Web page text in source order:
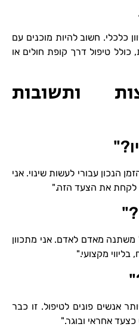
כלכלי. חשוב להיות מוכנים עם
כולל טיפול דרך קופת חולים או
ותשובות
הנכון עבורי לעשות שינוי. אני
לקחת את הצעד הזה."
מאדם לאדם. אני מתכוון
מקצועי."
אנשים פונים לטיפול. זו כבר
אחראי ובוגר."